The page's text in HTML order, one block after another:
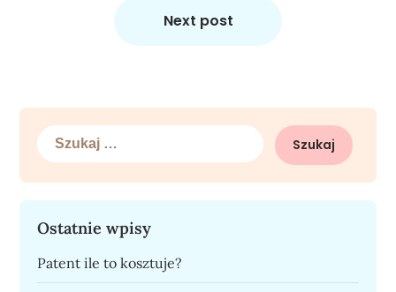
Next post
Szukaj:
Ostatnie wpisy
Patent ile to kosztuje?